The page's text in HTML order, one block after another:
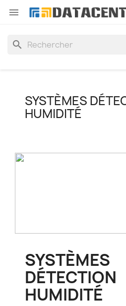

search
SYSTÈMES
HUMIDITÉ
SYSTÈMES
DÉTECTION
HUMIDITÉ